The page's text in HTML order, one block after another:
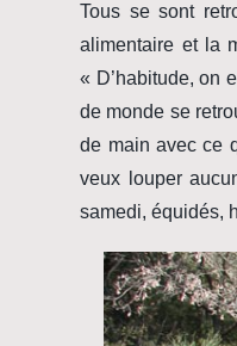
Tous se sont
alimentaire et la
« D’habitude, on
de monde se
de main avec ce
veux louper
samedi, équidés,